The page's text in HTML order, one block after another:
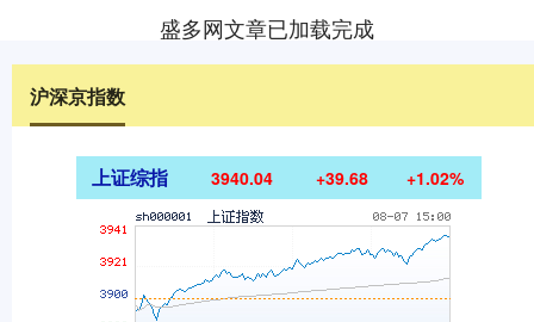
盛多网文章已加载完成
沪深京指数
上证综指 3940.04 +39.68 +1.02%